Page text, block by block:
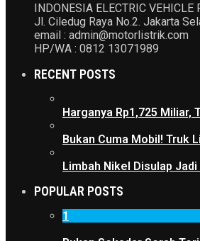
INDONESIA ELECTRIC VEHICLE
Jl. Ciledug Raya No.2. Jakarta
email : admin@motorlistrik.com
HP/WA : 0812 13071989
RECENT POSTS
Harganya Rp1,725 Miliar,
Bukan Cuma Mobil! Truk
Limbah Nikel Disulap
POPULAR POSTS
1